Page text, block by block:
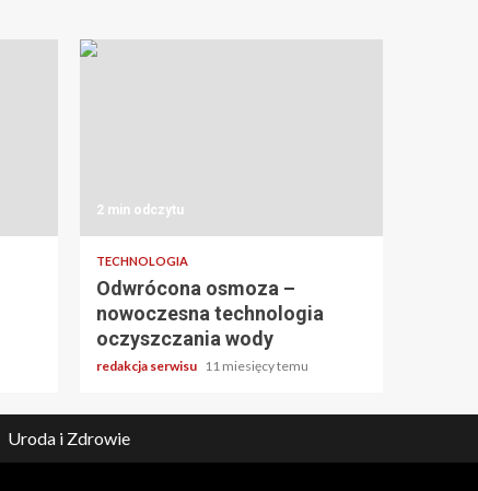
2 min odczytu
TECHNOLOGIA
Odwrócona osmoza –
nowoczesna technologia
oczyszczania wody
redakcja serwisu 11 miesięcy temu
Uroda i Zdrowie